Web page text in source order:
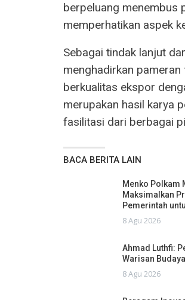
berpeluang menembus
memperhatikan aspek
Sebagai tindak lanjut
menghadirkan
berkualitas ekspor
merupakan hasil karya
fasilitasi dari berbagai
BACA BERITA LAIN
Menko Polkam
Maksimalkan
Pemerintah
8 Agu 2026
Ahmad Luthfi:
Warisan
8 Agu 2026